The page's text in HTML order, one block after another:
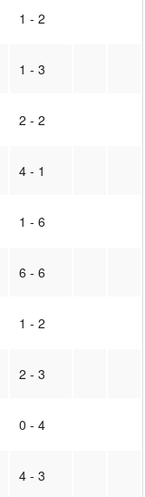
1 - 2
1 - 3
2 - 2
4 - 1
1 - 6
6 - 6
1 - 2
2 - 3
0 - 4
4 - 3